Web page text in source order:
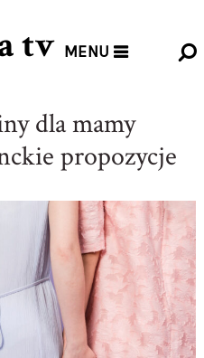
tv MENU
dla mamy
propozycje